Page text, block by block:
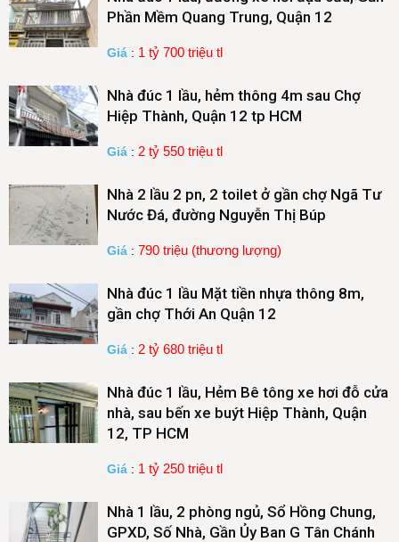
Phần Mềm Quang Trung, Quận 12
Giá : 1 tỷ 700 triệu tl
Nhà đúc 1 lầu, hẻm thông 4m sau Chợ
Hiệp Thành, Quận 12 tp HCM
Giá : 2 tỷ 550 triệu tl
Nhà 2 lầu 2 pn, 2 toilet ở gần chợ Ngã Tư
Nước Đá, đường Nguyễn Thị Búp
Giá : 790 triệu (thương lượng)
Nhà đúc 1 lầu Mặt tiền nhựa thông 8m,
gần chợ Thới An Quận 12
Giá : 2 tỷ 680 triệu tl
Nhà đúc 1 lầu, Hẻm Bê tông xe hơi đỗ cửa
nhà, sau bến xe buýt Hiệp Thành, Quận
12, TP HCM
Giá : 1 tỷ 250 triệu tl
Nhà 1 lầu, 2 phòng ngủ, Sổ Hồng Chung,
GPXD, Số Nhà, Gần Ủy Ban G Tân Chánh